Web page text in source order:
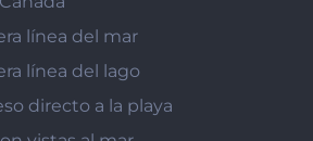
línea del mar
línea del lago
directo a la playa